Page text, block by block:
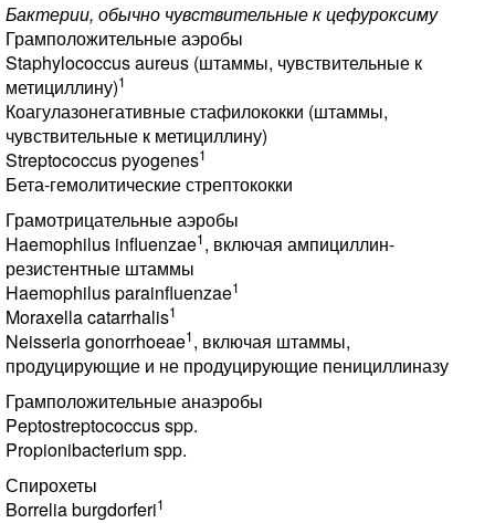
Бактерии, обычно чувствительные к цефуроксиму
Грамположительные аэробы
Staphylococcus aureus (штаммы, чувствительные к
метициллину)1
Коагулазонегативные стафилококки (штаммы,
чувствительные к метициллину)
Streptococcus pyogenes1
Бета-гемолитические стрептококки
Грамотрицательные аэробы
Haemophilus influenzae1, включая ампициллин-
резистентные штаммы
Haemophilus parainfluenzae1
Moraxella catarrhalis1
Neisseria gonorrhoeae1, включая штаммы,
продуцирующие и не продуцирующие пенициллиназу
Грамположительные анаэробы
Peptostreptococcus spp.
Propionibacterium spp.
Спирохеты
Borrelia burgdorferi1